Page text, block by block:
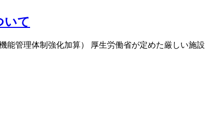
いて
能管理体制強化加算） 厚生労働省が定めた厳しい施設